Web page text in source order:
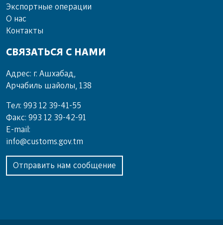
Экспортные операции
О нас
Контакты
СВЯЗАТЬСЯ С НАМИ
Адрес: г. Ашхабад,
Арчабиль шайолы, 138
Тел: 993 12 39-41-55
Факс: 993 12 39-42-91
E-mail:
info@customs.gov.tm
Отправить нам сообщение